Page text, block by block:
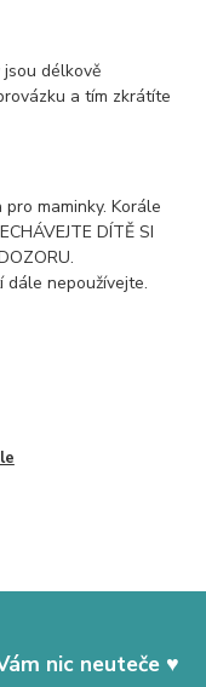
jsou délkově
a tím zkrátíte
maminky. Korále
DÍTĚ SI
dále nepoužívejte.
nic neuteče ♥